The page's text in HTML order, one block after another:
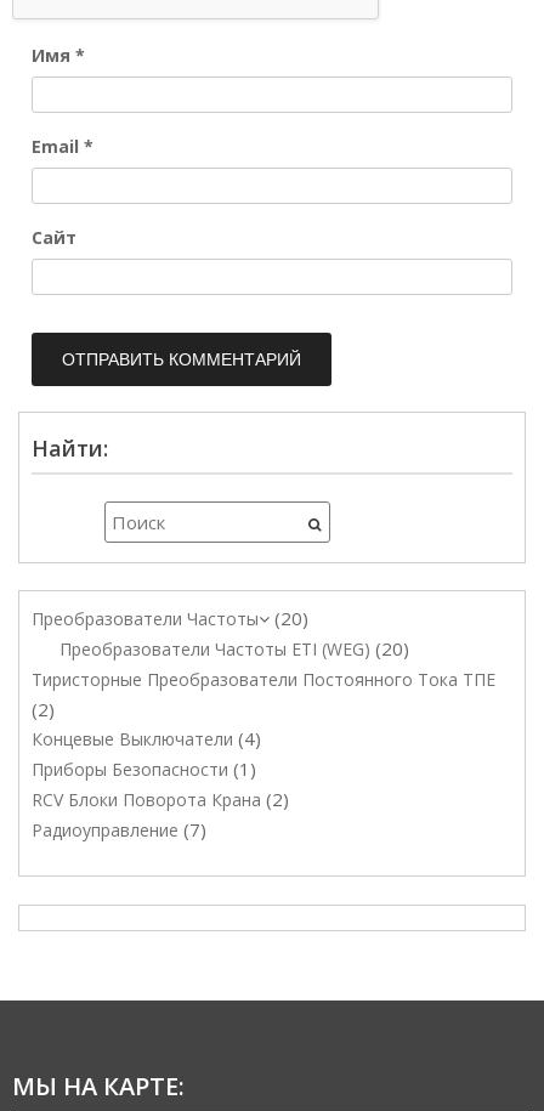
Имя *
Email *
Сайт
Найти:
Преобразователи Частоты 20
Преобразователи Частоты ETI (WEG) 20
Тиристорные Преобразователи Постоянного Тока ТПЕ
2
Концевые Выключатели 4
Приборы Безопасности 1
RCV Блоки Поворота Крана 2
Радиоуправление 7
МЫ НА КАРТЕ: